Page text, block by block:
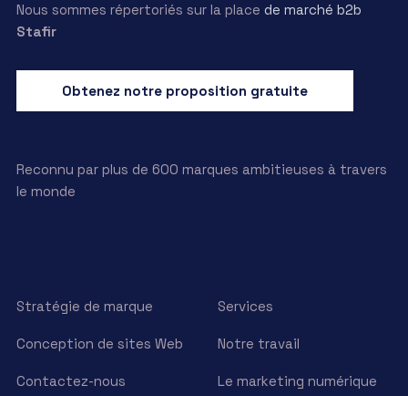
Nous sommes répertoriés sur la place de marché b2b
Stafir
Obtenez notre proposition gratuite
Reconnu par plus de 600 marques ambitieuses à travers
le monde
Stratégie de marque Services
Conception de sites Web Notre travail
Contactez-nous Le marketing numérique